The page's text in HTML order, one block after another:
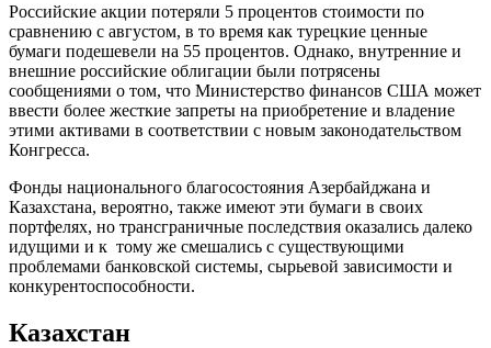
Российские акции потеряли 5 процентов стоимости по
сравнению с августом, в то время как турецкие ценные
бумаги подешевели на 55 процентов. Однако, внутренние и
внешние российские облигации были потрясены
сообщениями о том, что Министерство финансов США может
ввести более жесткие запреты на приобретение и владение
этими активами в соответствии с новым законодательством
Конгресса.
Фонды национального благосостояния Азербайджана и
Казахстана, вероятно, также имеют эти бумаги в своих
портфелях, но трансграничные последствия оказались далеко
идущими и к тому же смешались с существующими
проблемами банковской системы, сырьевой зависимости и
конкурентоспособности.
Казахстан